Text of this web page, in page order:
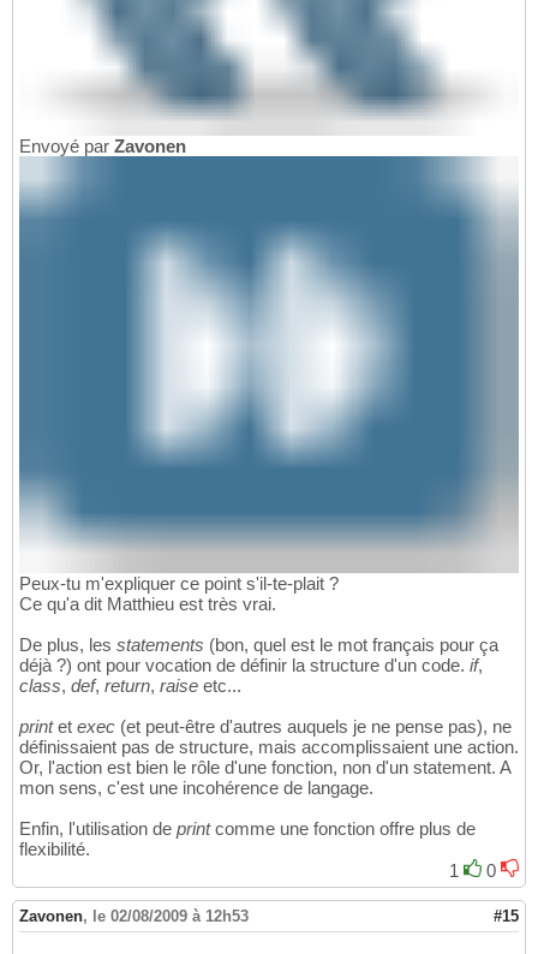
Envoyé par Zavonen
Peux-tu m'expliquer ce point s'il-te-plait ?
Ce qu'a dit Matthieu est très vrai.
De plus, les statements (bon, quel est le mot français pour ça
déjà ?) ont pour vocation de définir la structure d'un code. if,
class, def, return, raise etc...
printet exec (et peut-être d'autres auquels je ne pense pas), ne
définissaient pas de structure, mais accomplissaient une action.
Or, l'action est bien le rôle d'une fonction, non d'un statement. A
mon sens, c'est une incohérence de langage.
Enfin, l'utilisation de printcomme une fonction offre plus de
flexibilité.
1
0
Zavonen, le 02/08/2009 à 12h53 #15